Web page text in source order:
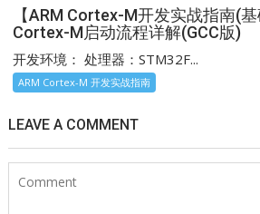
【ARM Cortex-M开发实战指南(
Cortex-M启动流程详解(GCC版)
开发环境： 处理器：STM32F...
ARM Cortex-M 开发实战指南
LEAVE A COMMENT